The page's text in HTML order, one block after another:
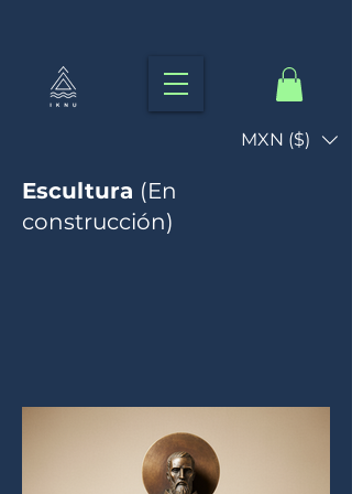
MXN ($)
Escultura (En
construcción)